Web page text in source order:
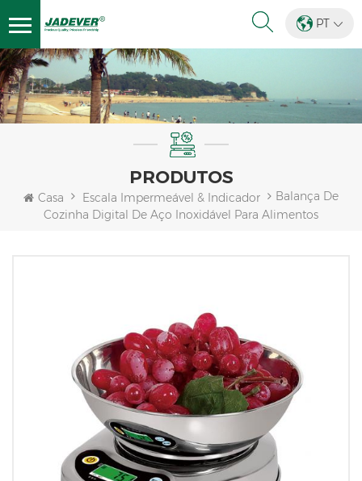
PT
PRODUTOS
Casa Escala Impermeável & Indicador
Balança De
Cozinha Digital De Aço Inoxidável Para Alimentos